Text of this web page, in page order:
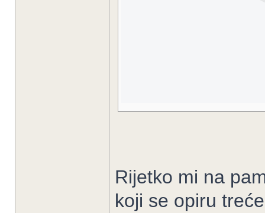
Rijetko mi na
koji se opiru